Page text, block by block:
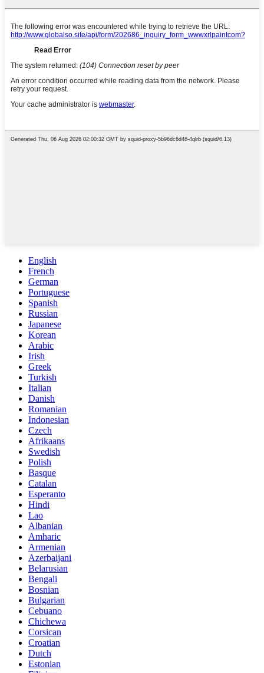
English
French
German
Portuguese
Spanish
Russian
Japanese
Korean
Arabic
Irish
Greek
Turkish
Italian
Danish
Romanian
Indonesian
Czech
Afrikaans
Swedish
Polish
Basque
Catalan
Esperanto
Hindi
Lao
Albanian
Amharic
Armenian
Azerbaijani
Belarusian
Bengali
Bosnian
Bulgarian
Cebuano
Chichewa
Corsican
Croatian
Dutch
Estonian